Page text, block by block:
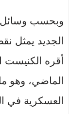
وبحسب وسائل
الجديد يمثل
أقره الكنيست
الماضي، وهو
العسكرية في